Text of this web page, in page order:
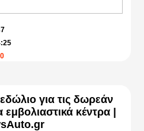
για τις δωρεάν
κέντρα |